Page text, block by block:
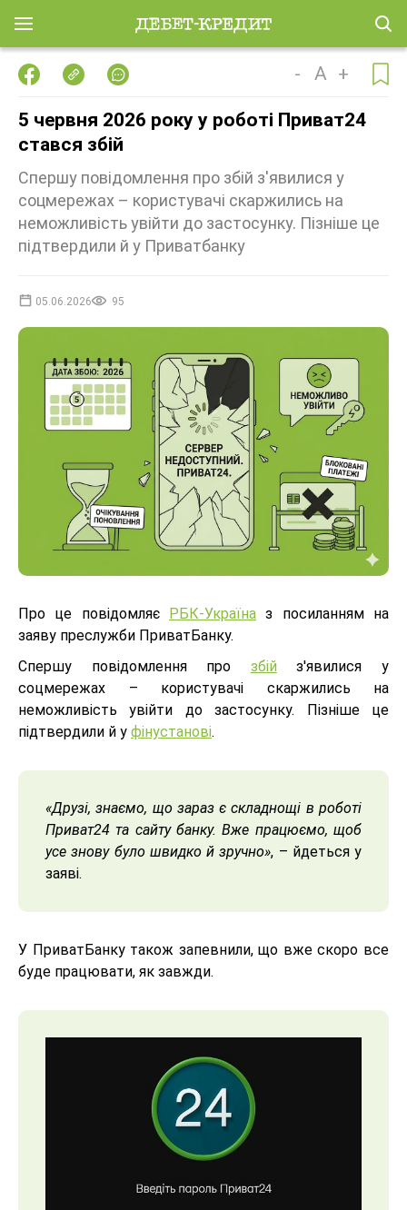
- A +
5 червня 2026 року у роботі Приват24
стався збій
Спершу повідомлення про збій з'явилися у
соцмережах – користувачі скаржились на
неможливість увійти до застосунку. Пізніше це
підтвердили й у Приватбанку
05.06.2026 95
Про це повідомляє РБК-Україна з посиланням на
заяву преслужби ПриватБанку.
Спершу повідомлення про збійз'явилися у
соцмережах – користувачі скаржились на
неможливість увійти до застосунку. Пізніше це
підтвердили й у фінустанові.
«Друзі, знаємо, що зараз є складнощі в роботі
Приват24 та сайту банку. Вже працюємо, щоб
усе знову було швидко й зручно», – йдеться у
заяві.
У ПриватБанку також запевнили, що вже скоро все
буде працювати, як завжди.